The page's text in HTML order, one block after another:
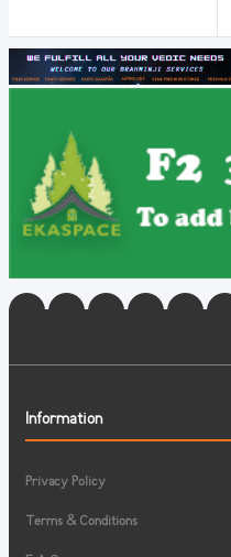
Information
Privacy Policy
Terms & Conditions